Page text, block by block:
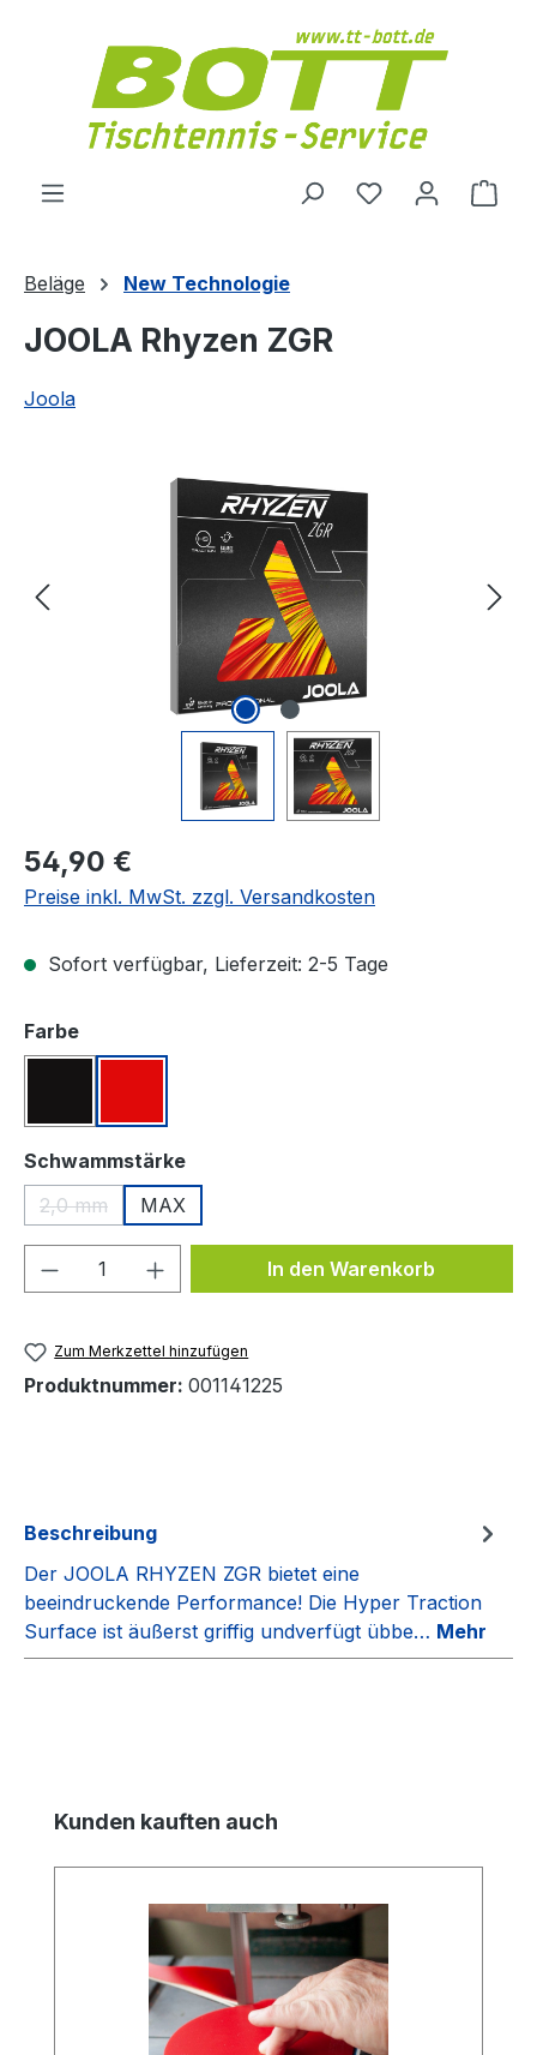
Du hast 0
Beläge New Technologie
JOOLA Rhyzen ZGR
Joola
Regulärer Preis:
54,90 €
Preise inkl. MwSt. zzgl. Versandkosten
Sofort verfügbar, Lieferzeit: 2-5 Tage
Farbeauswählen
Schwammstärkeauswählen
2,0 mm
(Diese Option ist zurzeit nicht verfügbar.)
MAX
Produkt Anzahl: Gib denIn den Warenkorb
Zum Merkzettel hinzufügen
Produktnummer: 001141225
Beschreibung
Der JOOLA RHYZEN ZGR bietet eine
beeindruckende Performance! Die Hyper Traction
Surface ist äußerst griffig undverfügt übbe… Mehr
Produktgalerie überspringen
Kunden kauften auch